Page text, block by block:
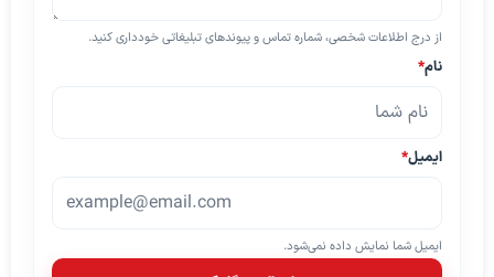
از درج اطلاعات شخصی، شماره تماس و پیوندهای تبلیغاتی خودداری کنید.
نام*
ایمیل*
ایمیل شما نمایش داده نمی‌شود.